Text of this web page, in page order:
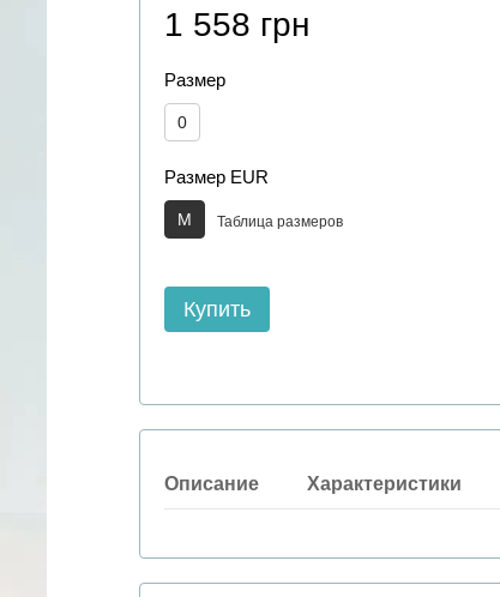
1 558 грн
Размер
0
Размер EUR
M Таблица размеров
Купить
Описание Характеристики